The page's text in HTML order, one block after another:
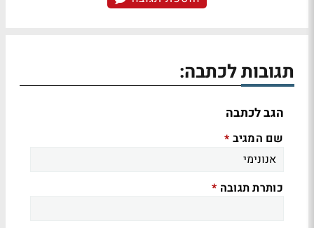
תגובות לכתבה:
הגב לכתבה
שם המגיב *
כותרת תגובה *